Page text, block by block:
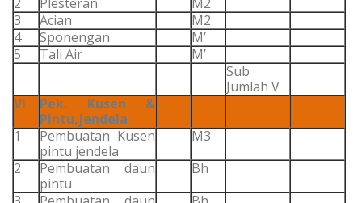
3
Acian
M2
4
Sponengan
M’
5
Tali Air
M’
Sub
Jumlah V
VI
Pek. Kusen &
Pintu,jendela
1
Pembuatan Kusen
pintu jendela
M3
2
Pembuatan daun
pintu
Bh